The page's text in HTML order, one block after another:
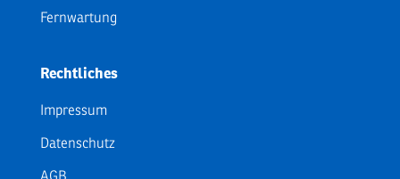
Fernwartung
Rechtliches
Impressum
Datenschutz